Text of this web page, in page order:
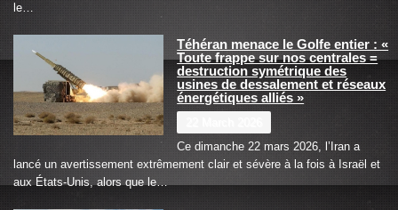
le…
Téhéran menace le Golfe entier : «
Toute frappe sur nos centrales =
destruction symétrique des
usines de dessalement et réseaux
énergétiques alliés »
Ce dimanche 22 mars 2026, l’Iran a
lancé un avertissement extrêmement clair et sévère à la fois à Israël et
aux États-Unis, alors que le…